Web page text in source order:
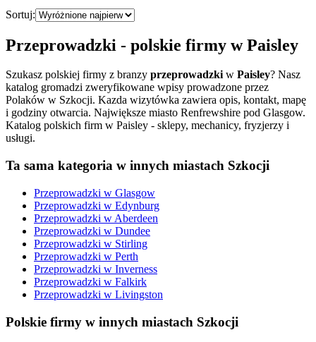
Sortuj:
Przeprowadzki - polskie firmy wPaisley
Szukasz polskiej firmy z branzy przeprowadzkiw Paisley? Nasz
katalog gromadzi zweryfikowane wpisy prowadzone przez
Polaków w Szkocji. Kazda wizytówka zawiera opis, kontakt, mapę
i godziny otwarcia. Największe miasto Renfrewshire pod Glasgow.
Katalog polskich firm w Paisley - sklepy, mechanicy, fryzjerzy i
usługi.
Ta sama kategoria w innych miastach Szkocji
Przeprowadzki w Glasgow
Przeprowadzki w Edynburg
Przeprowadzki w Aberdeen
Przeprowadzki w Dundee
Przeprowadzki w Stirling
Przeprowadzki w Perth
Przeprowadzki w Inverness
Przeprowadzki w Falkirk
Przeprowadzki w Livingston
Polskie firmy w innych miastach Szkocji